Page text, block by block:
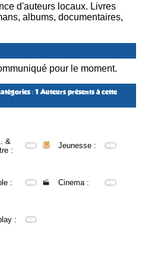
d'auteurs locaux. Livres
albums, documentaires,
pour le moment.
: 1 Auteurs présents à cette
&
:
Jeunesse :
: Cinema :
: